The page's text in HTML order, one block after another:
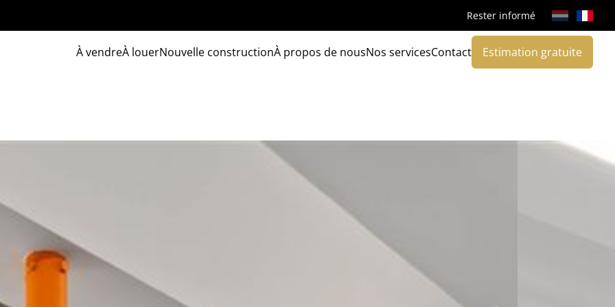
Rester informé
À vendreÀ louerNouvelle constructionÀ propos de nousNos servicesContact Estimation gratuite